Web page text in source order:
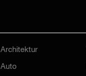
Architektur
Auto